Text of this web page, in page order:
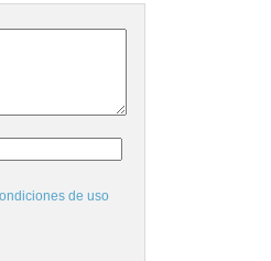
de uso